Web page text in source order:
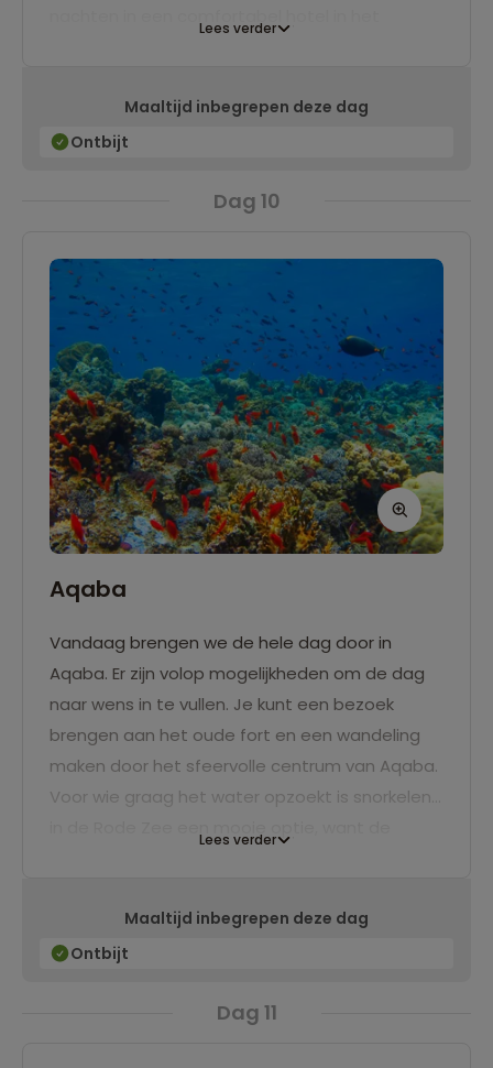
Lees verder
Maaltijd inbegrepen deze dag
Ontbijt
Dag 10
Aqaba
Vandaag brengen we de hele dag door in
Aqaba. Er zijn volop mogelijkheden om de dag
naar wens in te vullen. Je kunt een bezoek
brengen aan het oude fort en een wandeling
maken door het sfeervolle centrum van Aqaba.
Voor wie graag het water opzoekt is snorkelen
prachtig om van de zonsondergang te
genieten. Natuurlijk kun je er ook voor kiezen om
omgeving te genieten.
Lees verder
Maaltijd inbegrepen deze dag
Ontbijt
Dag 11